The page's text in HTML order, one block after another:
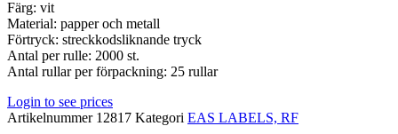
Färg: vit
Material: papper och metall
Förtryck: streckkodsliknande tryck
Antal per rulle: 2000 st.
Antal rullar per förpackning: 25 rullar
Login to see prices
Artikelnummer 12817 Kategori EAS LABELS, RF